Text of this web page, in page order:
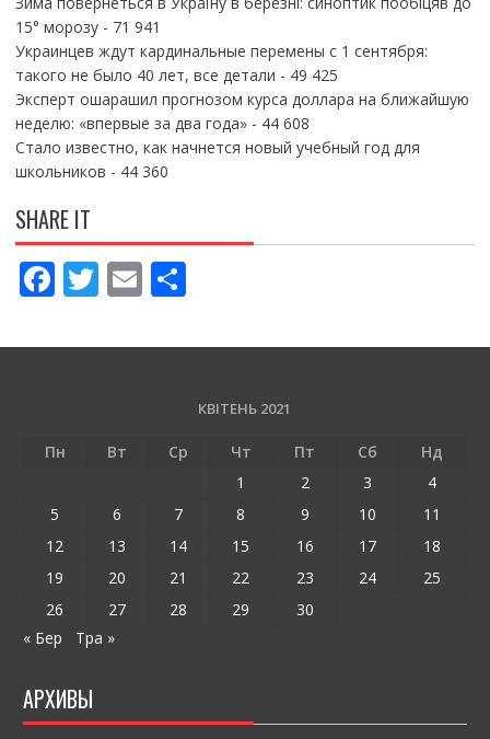
15° морозу- 71 941
Украинцев ждут кардинальные перемены с 1 сентября:
такого не было 40 лет, все детали - 49 425
Эксперт ошарашил прогнозом курса доллара на ближайшую
неделю: «впервые за два года»- 44 608
Стало известно, как начнется новый учебный год для
школьников - 44 360
SHARE IT
F
e
o
T
itt
E
ai
П
ді
и
т
КВІТЕНЬ 2021
Пн Вт Ср Чт Пт Сб
Нд
1
2 3
4
5
6 7 8 9 10
11
12
13 14 15 16 17
18
19
20 21 22 23 24
25
26
27 28 29
30
« Бер
Тра »
АРХИВЫ